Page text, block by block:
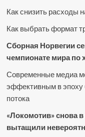
Как снизить расходы
Как выбрать формат
Сборная Норвегии
чемпионате мира по
Современные медиа
эффективным в эпоху
потока
«Локомотив» снова
вытащили